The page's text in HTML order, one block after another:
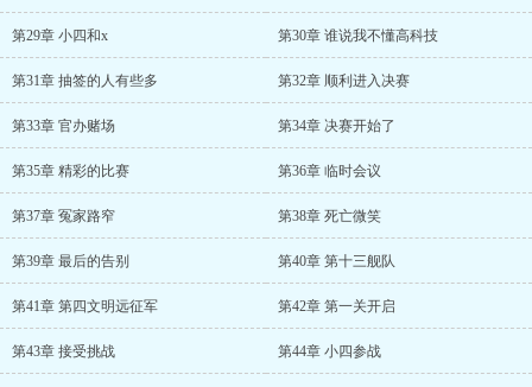
第29章 小四和x 第30章 谁说我不懂高科技
第31章 抽签的人有些多 第32章 顺利进入决赛
第33章 官办赌场 第34章 决赛开始了
第35章 精彩的比赛 第36章 临时会议
第37章 冤家路窄 第38章 死亡微笑
第39章 最后的告别 第40章 第十三舰队
第41章 第四文明远征军 第42章 第一关开启
第43章 接受挑战 第44章 小四参战